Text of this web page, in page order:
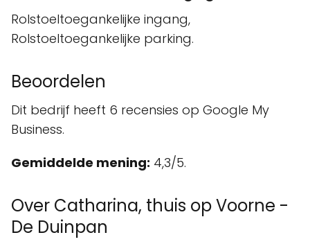
Rolstoeltoegankelijke ingang,
Rolstoeltoegankelijke parking.
Beoordelen
Dit bedrijf heeft 6 recensies op Google My
Business.
Gemiddelde mening: 4,3/5.
Over Catharina, thuis op Voorne -
De Duinpan